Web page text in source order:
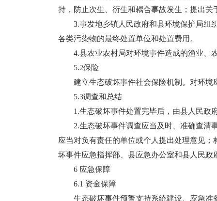
持，防止次生、衍生和耦合事故发生；提出关
3.事发地乡镇人民政府和县环境保护局组
各类污染物的最终处置单位和处置费用。
4.县农业农村局对环境事件造成的渔业、
5.2保险
建立生态破坏事件社会保险机制。对环境
5.3调查和总结
1.生态破坏事件处置完毕后，由县人民政
2.生态破坏事件调查应当及时、准确查清
应当对负有责任的单位或个人提出处理意见
坏事件应急指挥部、县应急办公室和县人民
6 应急保障
6.1 资金保障
生态破坏事件预警支持系统建设、应急准